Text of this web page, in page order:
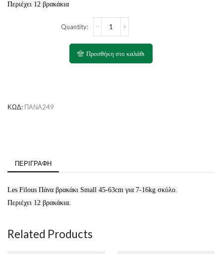
Περιέχει 12 βρακάκια
FILOUS
Medium
(45-
Προσθήκη στο καλάθι
ΚΩΔ: ΠΑΝA249
ΠΕΡΙΓΡΑΦΉ
Les Filous Πάνα βρακάκι Small 45-63cm για 7-16kg σκύλο.
Περιέχει 12 βρακάκια.
Related Products